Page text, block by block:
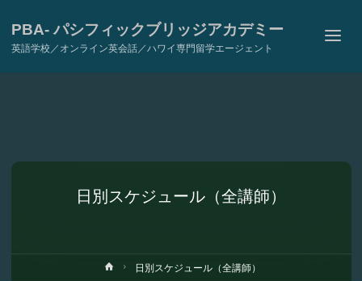
PBA- パシフィックブリッジアカデミー
英語学校／オンライン英会話／ハワイ専門留学エージェント
日別スケジュール（全講師）
ホ
日別スケジュール（全講師）